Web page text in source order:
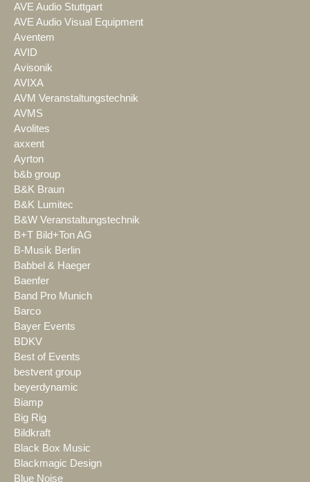
AVE Audio Stuttgart
AVE Audio Visual Equipment
Aventem
AVID
Avisonik
AVIXA
AVM Veranstaltungstechnik
AVMS
Avolites
axxent
Ayrton
b&b group
B&K Braun
B&K Lumitec
B&W Veranstaltungstechnik
B+T Bild+Ton AG
B-Musik Berlin
Babbel & Haeger
Baenfer
Band Pro Munich
Barco
Bayer Events
BDKV
Best of Events
bestvent group
beyerdynamic
Biamp
Big Rig
Bildkraft
Black Box Music
Blackmagic Design
Blue Noise